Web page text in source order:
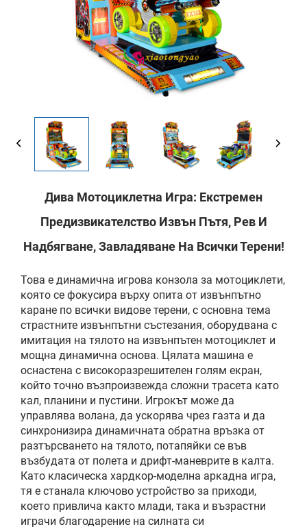
Дива Мотоциклетна Игра: Екстремен
Предизвикателство Извън Пътя, Рев И
Надбягване, Завладяване На Всички Терени!
Това е динамична игрова конзола за мотоциклети,
която се фокусира върху опита от извънпътно
каране по всички видове терени, с основна тема
страстните извънпътни състезания, оборудвана с
имитация на тялото на извънпътен мотоциклет и
мощна динамична основа. Цялата машина е
оснастена с високоразрешителен голям екран,
който точно възпроизвежда сложни трасета като
кал, планини и пустини. Игрокът може да
управлява волана, да ускорява чрез газта и да
синхронизира динамичната обратна връзка от
разтърсването на тялото, потапяйки се във
възбудата от полета и дрифт-маневрите в калта.
Като класическа хардкор-моделна аркадна игра,
тя е станала ключово устройство за приходи,
което привлича както млади, така и възрастни
играчи благодарение на силната си